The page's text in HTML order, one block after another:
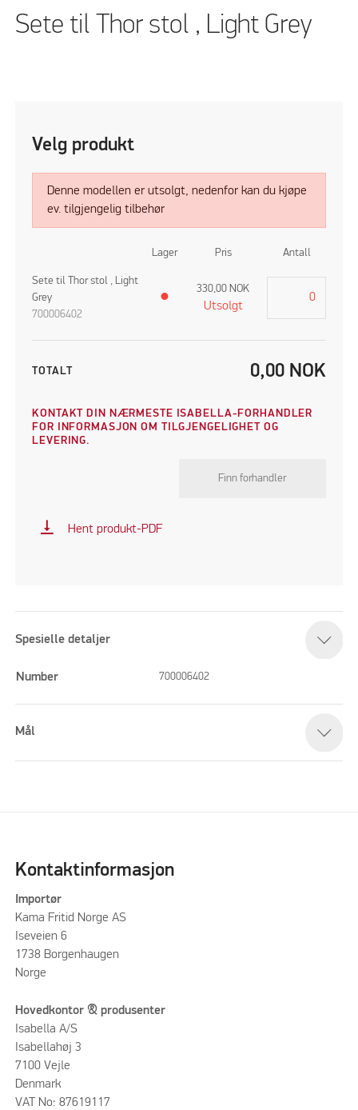
Sete til Thor stol , Light Grey
Velg produkt
Denne modellen er utsolgt, nedenfor kan du kjøpe
ev. tilgjengelig tilbehør
Lager Pris Antall
Sete til Thor stol , Light
Grey
700006402
●
330,00 NOK
Utsolgt
TOTALT 0,00 NOK
KONTAKT DIN NÆRMESTE ISABELLA-FORHANDLER
FOR INFORMASJON OM TILGJENGELIGHET OG
LEVERING.
Finn forhandler
vertical_align_bottom Hent produkt-PDF
Spesielle detaljer
Number 700006402
Mål
Kontaktinformasjon
Importør
Kama Fritid Norge AS
Iseveien 6
1738 Borgenhaugen
Norge
Hovedkontor & produsenter
Isabella A/S
Isabellahøj 3
7100 Vejle
Denmark
VAT No: 87619117